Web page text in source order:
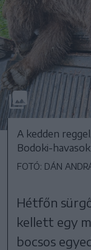
A kedden
Bodoki-
FOTÓ: DÁN
Hétfőn
kellett egy
bocsos